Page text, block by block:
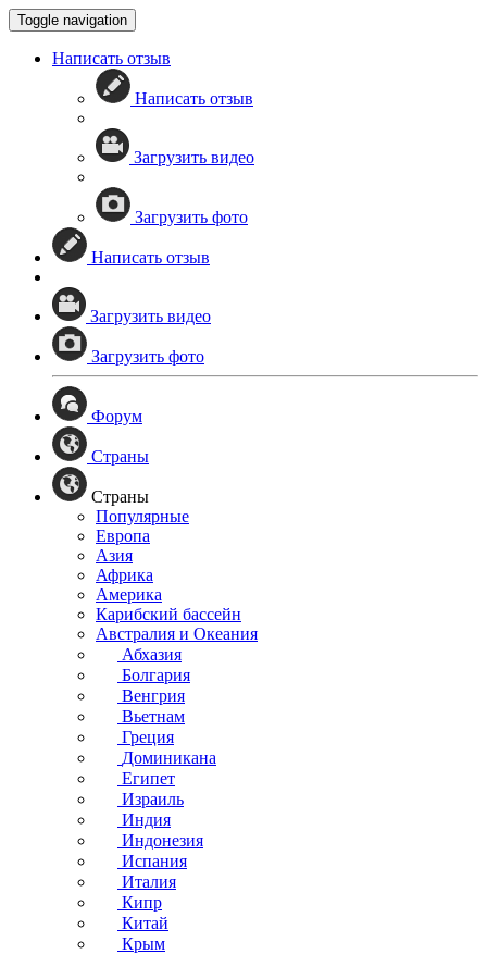
Toggle navigation
Написать отзыв
Написать отзыв
Загрузить видео
Загрузить фото
Написать отзыв
Загрузить видео
Загрузить фото
Форум
Страны
Страны
Популярные
Европа
Азия
Африка
Америка
Карибский бассейн
Австралия и Океания
Абхазия
Болгария
Венгрия
Вьетнам
Греция
Доминикана
Египет
Израиль
Индия
Индонезия
Испания
Италия
Кипр
Китай
Крым